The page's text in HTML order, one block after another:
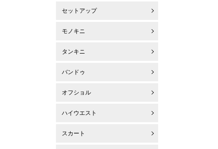
セットアップ
モノキニ
タンキニ
バンドゥ
オフショル
ハイウエスト
スカート